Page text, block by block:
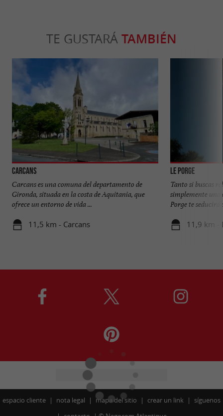
TE GUSTARÁ TAMBIÉN
Carcans
Carcans es una comuna del departamento de
Gironda, situada en la costa de Aquitania, que
ofrece un entorno de vida ...
11,5 km - Carcans
Le Porge
Tanto si buscas
simplemente una
Porge te seducirá
11,9 km -
espacio cliente nota legal mapa del sitio crear un link
síguenos